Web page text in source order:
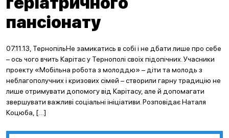
пансіонату
07.11.13, ТернопільНе замикатись в собі і не дбати лише про себе
– ось чого вчить Карітас у Тернополі своїх підопічних. Учасники
проекту «Мобільна робота з молоддю» – діти та молодь з
неблагополучних і кризових сімей – створили гарну традицію не
лише отримувати допомогу від Карітасу, але й допомагати
звершувати важливі соціальні ініціативи. Розповідає Наталя
Коцюба, […]